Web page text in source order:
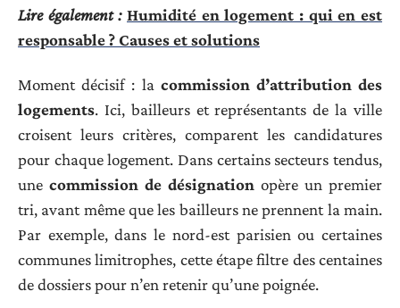
Lire également : Humidité en logement : qui en est
responsable ? Causes et solutions
Moment décisif : la commission d’attribution des
logements. Ici, bailleurs et représentants de la ville
croisent leurs critères, comparent les candidatures
pour chaque logement. Dans certains secteurs tendus,
une commission de désignation opère un premier
tri, avant même que les bailleurs ne prennent la main.
Par exemple, dans le nord-est parisien ou certaines
communes limitrophes, cette étape filtre des centaines
de dossiers pour n’en retenir qu’une poignée.